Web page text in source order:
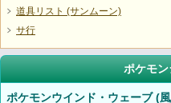
道具リスト (サンムーン)
サ行
ポケモ
ポケモンウインド・ウェーブ (